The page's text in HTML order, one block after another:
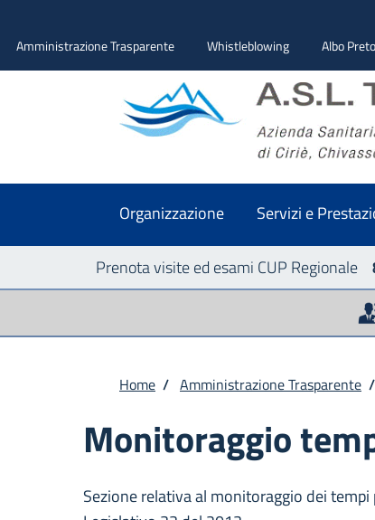
Amministrazione Trasparente Whistleblowing Albo
Organizzazione Servizi e
Prenota visite ed esami CUP Regionale
Home / Amministrazione Trasparente /
Monitoraggio
Sezione relativa al monitoraggio dei